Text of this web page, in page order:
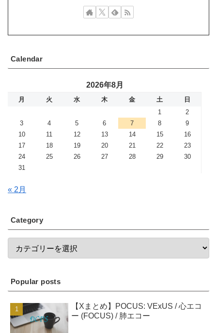
Calendar
2026年8月
月 火 水 木 金 土
日
1
2
3
4 5 6 7 8
9
10
11 12 13 14 15
16
17
18 19 20 21 22
23
24
25 26 27 28 29
30
31
« 2月
Category
Popular posts
【Xまとめ】POCUS: VExUS / 心エコ
ー (FOCUS) / 肺エコー